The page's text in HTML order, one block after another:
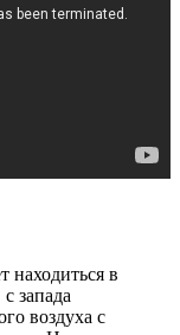
находиться в
запада
воздуха с